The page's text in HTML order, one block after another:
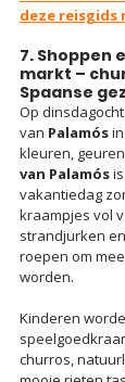
deze reisgids
7. Shoppen
markt –
Spaanse
Op
van Palamós
kleuren,
van Palamós
vakantiedag
kraampjes vol
strandjurken
roepen om
worden.
Kinderen
churros,